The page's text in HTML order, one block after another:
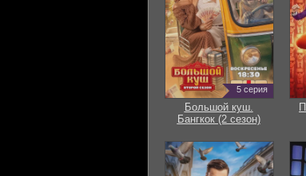
5 серия
Большой куш.
Бангкок (2 сезон)